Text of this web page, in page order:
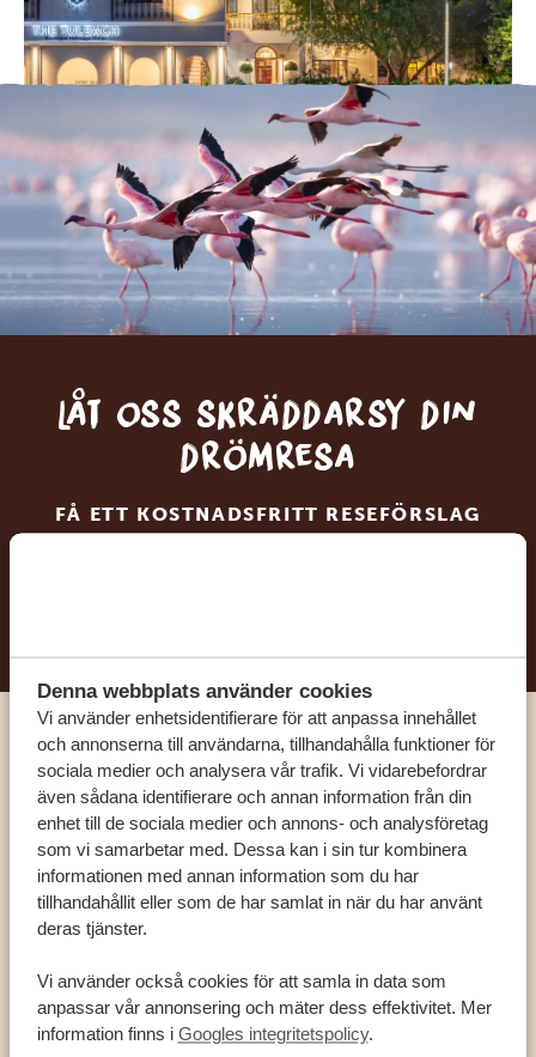
Denna webbplats använder cookies
Vi använder enhetsidentifierare för att anpassa innehållet
och annonserna till användarna, tillhandahålla funktioner för
sociala medier och analysera vår trafik. Vi vidarebefordrar
även sådana identifierare och annan information från din
enhet till de sociala medier och annons- och analysföretag
som vi samarbetar med. Dessa kan i sin tur kombinera
informationen med annan information som du har
tillhandahållit eller som de har samlat in när du har använt
deras tjänster.
Vi använder också cookies för att samla in data som
anpassar vår annonsering och mäter dess effektivitet. Mer
information finns i Googles integritetspolicy.
Låt oss skräddarsy din
drömresa
FÅ ETT KOSTNADSFRITT RESEFÖRSLAG
Ring en av våra experter
VÅRA SPECIALISTER FINNS HÄR FÖR ATT
HJÄLPA DIG
OLIKA LÄNDER